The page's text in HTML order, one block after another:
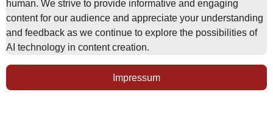
human. We strive to provide informative and engaging
content for our audience and appreciate your understanding
and feedback as we continue to explore the possibilities of
AI technology in content creation.
Impressum